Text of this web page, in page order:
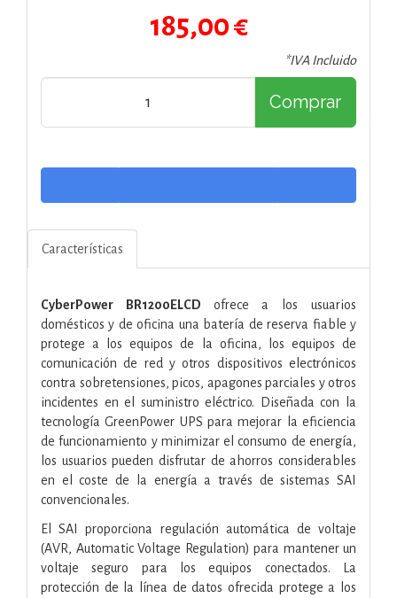
185,00 €
*IVA Incluido
Comprar
Características
CyberPower BR1200ELCD ofrece a los usuarios
domésticos y de oficina una batería de reserva fiable y
protege a los equipos de la oficina, los equipos de
comunicación de red y otros dispositivos electrónicos
contra sobretensiones, picos, apagones parciales y otros
incidentes en el suministro eléctrico. Diseñada con la
tecnología GreenPower UPS para mejorar la eficiencia
de funcionamiento y minimizar el consumo de energía,
los usuarios pueden disfrutar de ahorros considerables
en el coste de la energía a través de sistemas SAI
convencionales.
El SAI proporciona regulación automática de voltaje
(AVR, Automatic Voltage Regulation) para mantener un
voltaje seguro para los equipos conectados. La
protección de la línea de datos ofrecida protege a los